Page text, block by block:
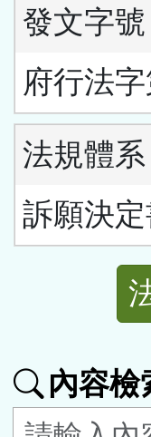
發文字號
府行法字
法規體系
訴願決
功
能
內容檢